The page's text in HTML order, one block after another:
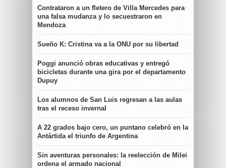
Contrataron a un fletero de Villa Mercedes para
una falsa mudanza y lo secuestraron en
Mendoza
Sueño K: Cristina va a la ONU por su libertad
Poggi anunció obras educativas y entregó
bicicletas durante una gira por el departamento
Dupuy
Los alumnos de San Luis regresan a las aulas
tras el receso invernal
A 22 grados bajo cero, un puntano celebró en la
Antártida el triunfo de Argentina
Sin aventuras personales: la reelección de Milei
ordena el armado nacional